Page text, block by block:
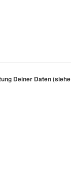
Deiner Daten (siehe